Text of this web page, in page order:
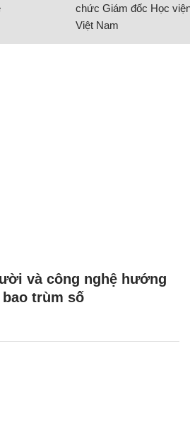
chức Giám đốc Học
Việt Nam
và công nghệ hướng
trùm số